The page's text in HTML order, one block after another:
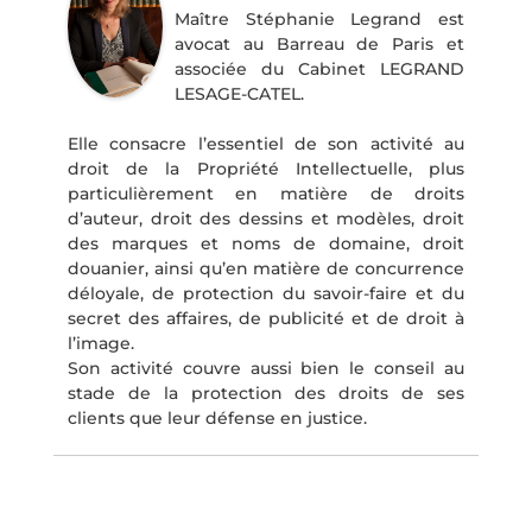
Maître Stéphanie Legrand est
avocat au Barreau de Paris et
associée du Cabinet LEGRAND
LESAGE-CATEL.
Elle consacre l’essentiel de son activité au
droit de la Propriété Intellectuelle, plus
particulièrement en matière de droits
d’auteur, droit des dessins et modèles, droit
des marques et noms de domaine, droit
douanier, ainsi qu’en matière de concurrence
déloyale, de protection du savoir-faire et du
secret des affaires, de publicité et de droit à
l’image.
Son activité couvre aussi bien le conseil au
stade de la protection des droits de ses
clients que leur défense en justice.